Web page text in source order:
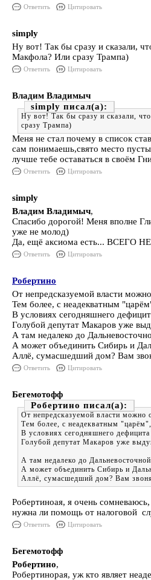
Ответить Цитировать
simply
Ну вот! Так бы сразу и сказали,
Макфола? Или сразу Трампа)
Ответить Цитировать
Владим Владимыч
simply
Ну вот! Так бы сразу и сказали,
сразу Трампа)
Меня не стал почему в список
сам понимаешь,свято место
лучше тебе оставаться в своём
Ответить Цитировать
simply
Владим Владимыч,
Спасибо дорогой! Меня вполне
уже не молод)
Да, ещё аксиома есть... ВСЕГО
Ответить Цитировать
Робертино
От непредсказуемой власти
Тем более, с неадекватным
В условиях сегодняшнего
Голубой депутат Макаров уже
А там недалеко до
А может объединить Сибирь и
Аллё, сумасшедший дом? Вам
Ответить Цитировать
Бегемотофф
Робертино
От непредсказуемой власти можно
Тем более, с неадекватным
В условиях сегодняшнего
Голубой депутат Макаров уже
А там недалеко до
А может объединить Сибирь и
Аллё, сумасшедший дом? Вам
Робертиноая, я очень
нужна ли помощь от налоговой
Ответить Цитировать
Бегемотофф
Робертино,
Робертинорая, уж кто являет